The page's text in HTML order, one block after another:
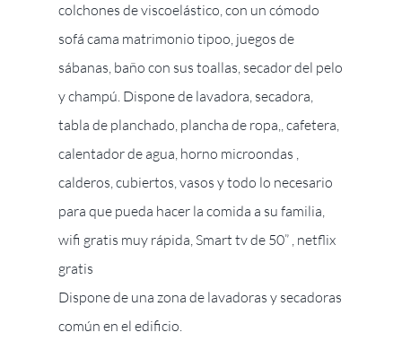
colchones de viscoelástico, con un cómodo
sofá cama matrimonio tipoo, juegos de
sábanas, baño con sus toallas, secador del pelo
y champú. Dispone de lavadora, secadora,
tabla de planchado, plancha de ropa,, cafetera,
calentador de agua, horno microondas ,
calderos, cubiertos, vasos y todo lo necesario
para que pueda hacer la comida a su familia,
wifi gratis muy rápida, Smart tv de 50” , netflix
gratis
Dispone de una zona de lavadoras y secadoras
común en el edificio.